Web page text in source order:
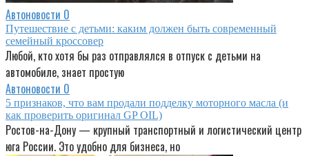
Автоновости 0
Путешествие с детьми: каким должен быть современный
семейный кроссовер
Любой, кто хотя бы раз отправлялся в отпуск с детьми на
автомобиле, знает простую
Автоновости 0
5 признаков, что вам продали подделку моторного масла (и
как проверить оригинал GP OIL)
Ростов-на-Дону — крупный транспортный и логистический центр
юга России. Это удобно для бизнеса, но